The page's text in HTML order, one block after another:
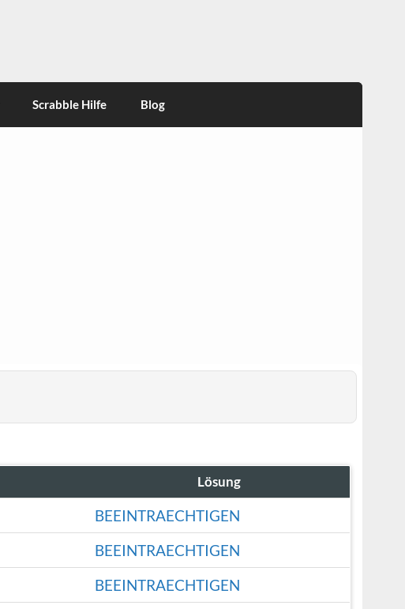
Scrabble Hilfe Blog
Lösung
BEEINTRAECHTIGEN
BEEINTRAECHTIGEN
BEEINTRAECHTIGEN